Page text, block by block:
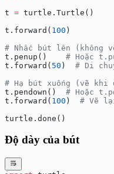
t = turtle.Turtle()
t.forward( 100 )
# Nhấc bút lên (không
t.penup() # Hoặc
t.forward( 50 ) # Di
# Hạ bút xuống (vẽ khi
t.pendown() # Hoặc
t.forward( 100 ) # Vẽ
turtle.done()
Độ dày của bút